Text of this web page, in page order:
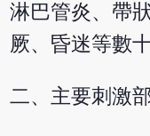
淋巴管炎、帶
厥、昏迷等數
二、主要刺激